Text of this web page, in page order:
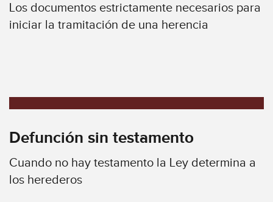
Los documentos estrictamente necesarios para
iniciar la tramitación de una herencia
Defunción sin testamento
Cuando no hay testamento la Ley determina a
los herederos